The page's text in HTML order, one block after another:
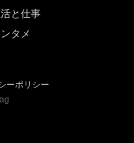
と仕事
タメ
ーポリシー